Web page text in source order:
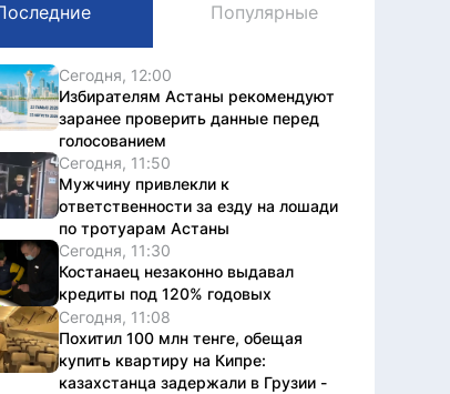
Комплаенс
стране
Популярные
Сегодня, 12:00
Избирателям Астаны рекомендуют
заранее проверить данные перед
голосованием
Сегодня, 11:50
Мужчину привлекли к
ответственности за езду на лошади
по тротуарам Астаны
Сегодня, 11:30
Костанаец незаконно выдавал
кредиты под 120% годовых
Сегодня, 11:08
Похитил 100 млн тенге, обещая
купить квартиру на Кипре:
казахстанца задержали в Грузии -